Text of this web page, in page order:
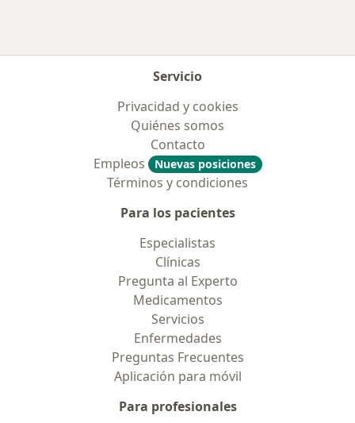
Servicio
Privacidad y cookies
Quiénes somos
Contacto
Empleos
Nuevas posiciones
Términos y condiciones
Para los pacientes
Especialistas
Clínicas
Pregunta al Experto
Medicamentos
Servicios
Enfermedades
Preguntas Frecuentes
Aplicación para móvil
Para profesionales